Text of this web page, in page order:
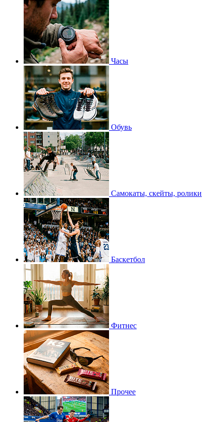
Часы
Обувь
Самокаты, скейты, ролики
Баскетбол
Фитнес
Прочее